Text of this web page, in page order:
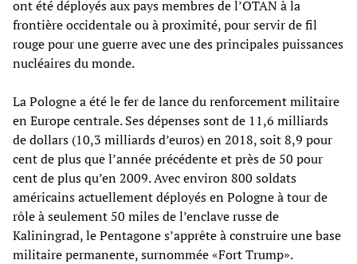
ont été déployés aux pays membres de l’OTAN à la
frontière occidentale ou à proximité, pour servir de fil
rouge pour une guerre avec une des principales puissances
nucléaires du monde.
La Pologne a été le fer de lance du renforcement militaire
en Europe centrale. Ses dépenses sont de 11,6 milliards
de dollars (10,3 milliards d’euros) en 2018, soit 8,9 pour
cent de plus que l’année précédente et près de 50 pour
cent de plus qu’en 2009. Avec environ 800 soldats
américains actuellement déployés en Pologne à tour de
rôle à seulement 50 miles de l’enclave russe de
Kaliningrad, le Pentagone s’apprête à construire une base
militaire permanente, surnommée «Fort Trump».